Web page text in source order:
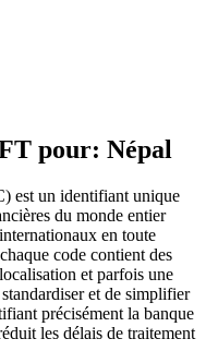
pour: Népal
est un identifiant unique
du monde entier
en toute
code contient des
et parfois une
et de simplifier
précisément la banque
les délais de traitement